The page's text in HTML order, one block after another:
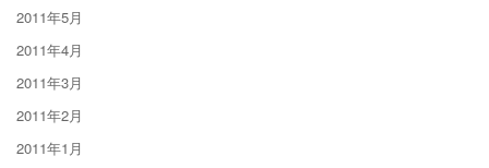
2011年5月
2011年4月
2011年3月
2011年2月
2011年1月